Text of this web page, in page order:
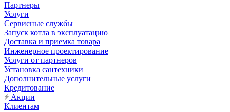
Партнеры
Услуги
Сервисные службы
Запуск котла в эксплуатацию
Доставка и приемка товара
Инженерное проектирование
Услуги от партнеров
Установка сантехники
Дополнительные услуги
Кредитование
Акции
Клиентам